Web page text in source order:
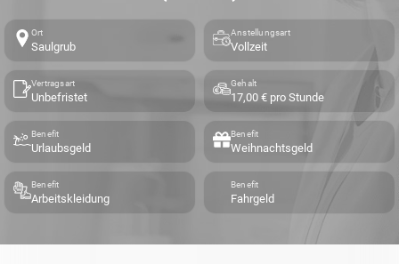
Ort
Saulgrub
Anstellungsart
Vollzeit
Vertragsart
Unbefristet
Gehalt
17,00 € pro Stunde
Benefit
Urlaubsgeld
Benefit
Weihnachtsgeld
Benefit
Arbeitskleidung
Benefit
Fahrgeld